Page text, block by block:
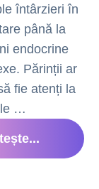
întârzieri în
până la
endocrine
Părinții ar
fie atenți la
…